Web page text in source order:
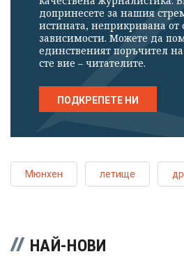
допринесете за нашия
истината, неприкривана
зависимости. Можете да
единственият поръчител
сте вие – читателите.
ПОДКРЕПЕТЕ НИ
Мюнхен летище
НАЙ-НОВИ